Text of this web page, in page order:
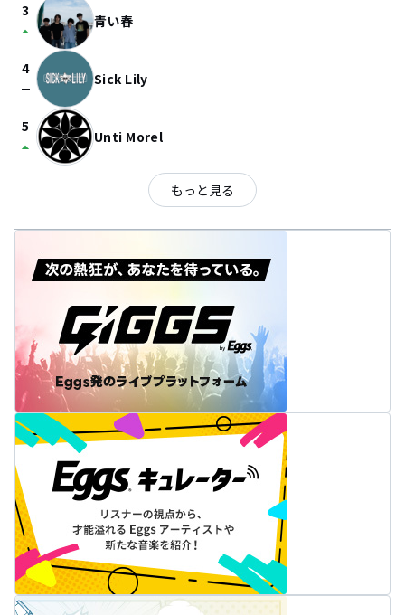
3
arrow_drop_up 青い春
4
check_indeterminate_small Sick Lily
5
arrow_drop_up Unti Morel
もっと見る